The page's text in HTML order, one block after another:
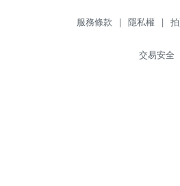
服務條款 | 隱私權 |
交易安全